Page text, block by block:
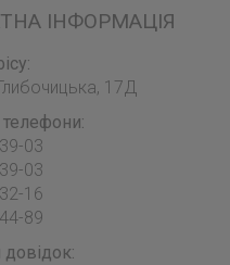
ІНФОРМАЦІЯ
17Д
телефони:
03
03
16
89
довідок: